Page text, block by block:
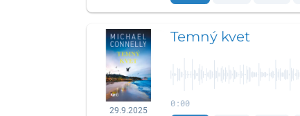
29.9.2025
Temný kvet
0:00